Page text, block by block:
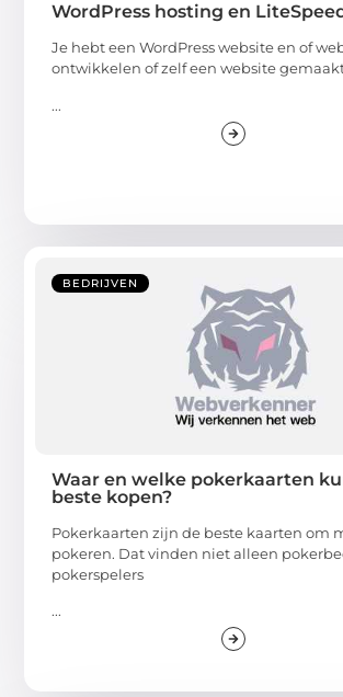
WordPress hosting en
Je hebt een WordPress website en of
ontwikkelen of zelf een website
...
BEDRIJVEN
Waar en welke pokerkaarten
beste kopen?
Pokerkaarten zijn de beste kaarten om
pokeren. Dat vinden niet alleen
pokerspelers
...